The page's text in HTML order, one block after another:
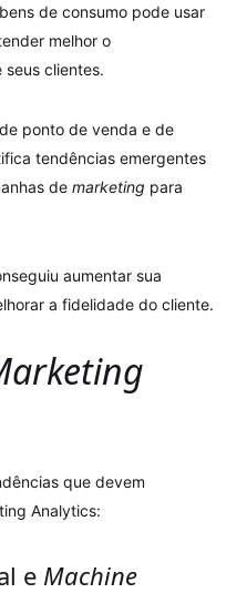
de consumo pode usar
melhor o
clientes.
ponto de venda e de
tendências emergentes
de marketing para
aumentar sua
a fidelidade do cliente.
que devem
Analytics:
eMachine